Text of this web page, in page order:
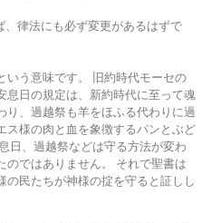
律法にも必ず変更があるはずで
いう意味です。 旧約時代モーセの
息日の規定は、新約時代に至って魂
り、過越祭も羊をほふる代わりに過
ス様の肉と血を象徴するパンとぶど
日、過越祭などは守る方法が変わ
のではありません。 それで聖書は
民たちが神様の掟を守ると証しし